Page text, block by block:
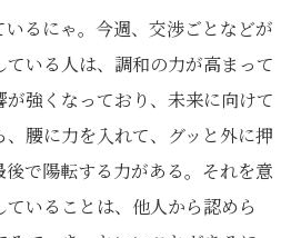
るにゃ。今週、交渉ごとなどが
いる人は、調和の力が高まって
強くなっており、未来に向けて
腰に力を入れて、グッと外に押
で陽転する力がある。それを意
いることは、他人から認めら